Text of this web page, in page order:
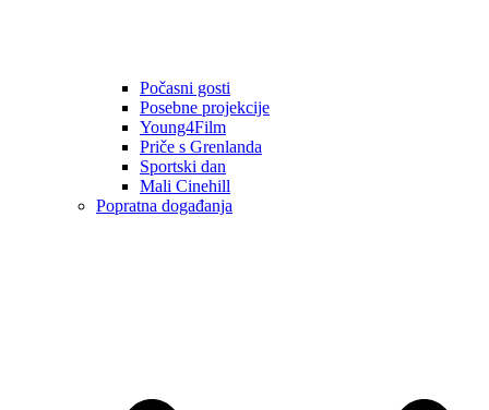
Počasni gosti
Posebne projekcije
Young4Film
Priče s Grenlanda
Sportski dan
Mali Cinehill
Popratna događanja